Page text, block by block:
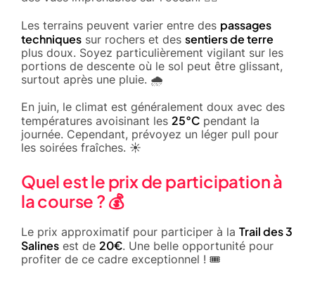
Les terrains peuvent varier entre des passages
techniques sur rochers et des sentiers de terre
plus doux. Soyez particulièrement vigilant sur les
portions de descente où le sol peut être glissant,
surtout après une pluie. 🌧️
En juin, le climat est généralement doux avec des
températures avoisinant les 25°C pendant la
journée. Cependant, prévoyez un léger pull pour
les soirées fraîches. ☀️
Quel est le prix de participation à
la course ? 💰
Le prix approximatif pour participer à la Trail des 3
Salines est de 20€. Une belle opportunité pour
profiter de ce cadre exceptionnel ! 🎟️